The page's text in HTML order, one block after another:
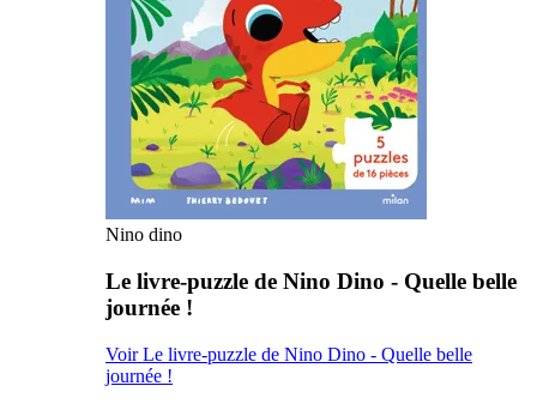
Nino dino
Le livre-puzzle de Nino Dino - Quelle belle
journée !
Voir Le livre-puzzle de Nino Dino - Quelle belle
journée !